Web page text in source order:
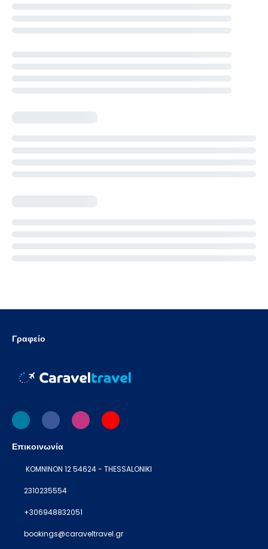
Γραφείο
Επικοινωνία
KOMNINON 12 54624 - THESSALONIKI
2310235554
+306948832051
bookings@caraveltravel.gr